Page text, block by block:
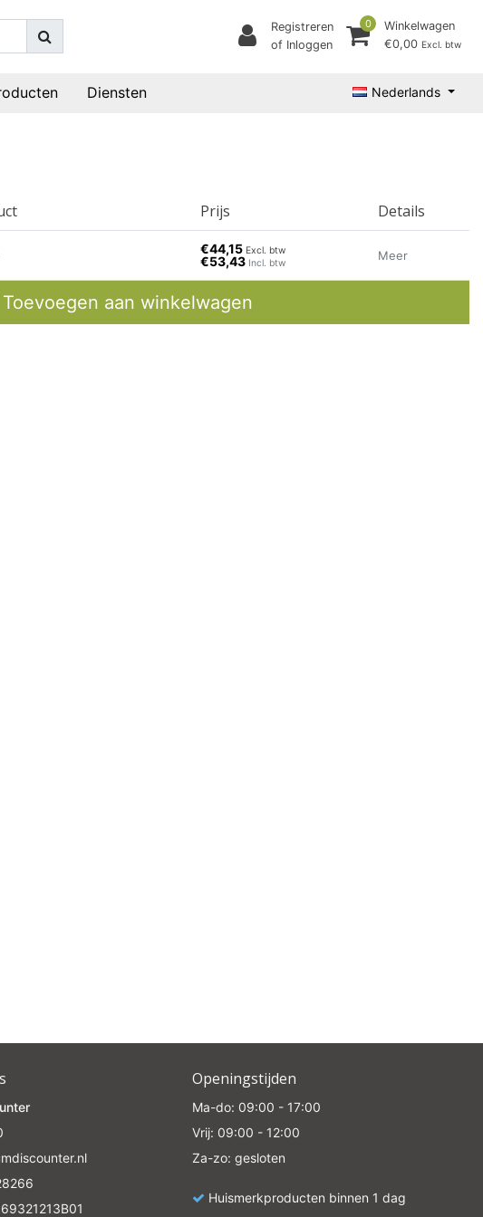
Registreren
of Inloggen
0
Winkelwagen
€0,00 Excl. btw
Diensten Nederlands
Prijs Details
€44,15 Excl. btw
€53,43 Incl. btw
Meer
Toevoegen aan winkelwagen
Openingstijden
Ma-do: 09:00 - 17:00
Vrij: 09:00 - 12:00
Za-zo: gesloten
Huismerkproducten binnen 1 dag